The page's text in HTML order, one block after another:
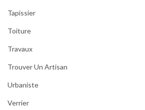
Tapissier
Toiture
Travaux
Trouver Un Artisan
Urbaniste
Verrier